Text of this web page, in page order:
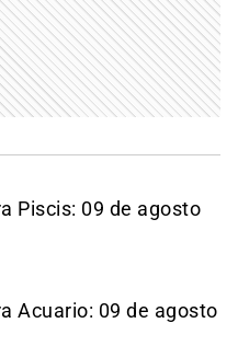
Piscis: 09 de agosto
Acuario: 09 de agosto